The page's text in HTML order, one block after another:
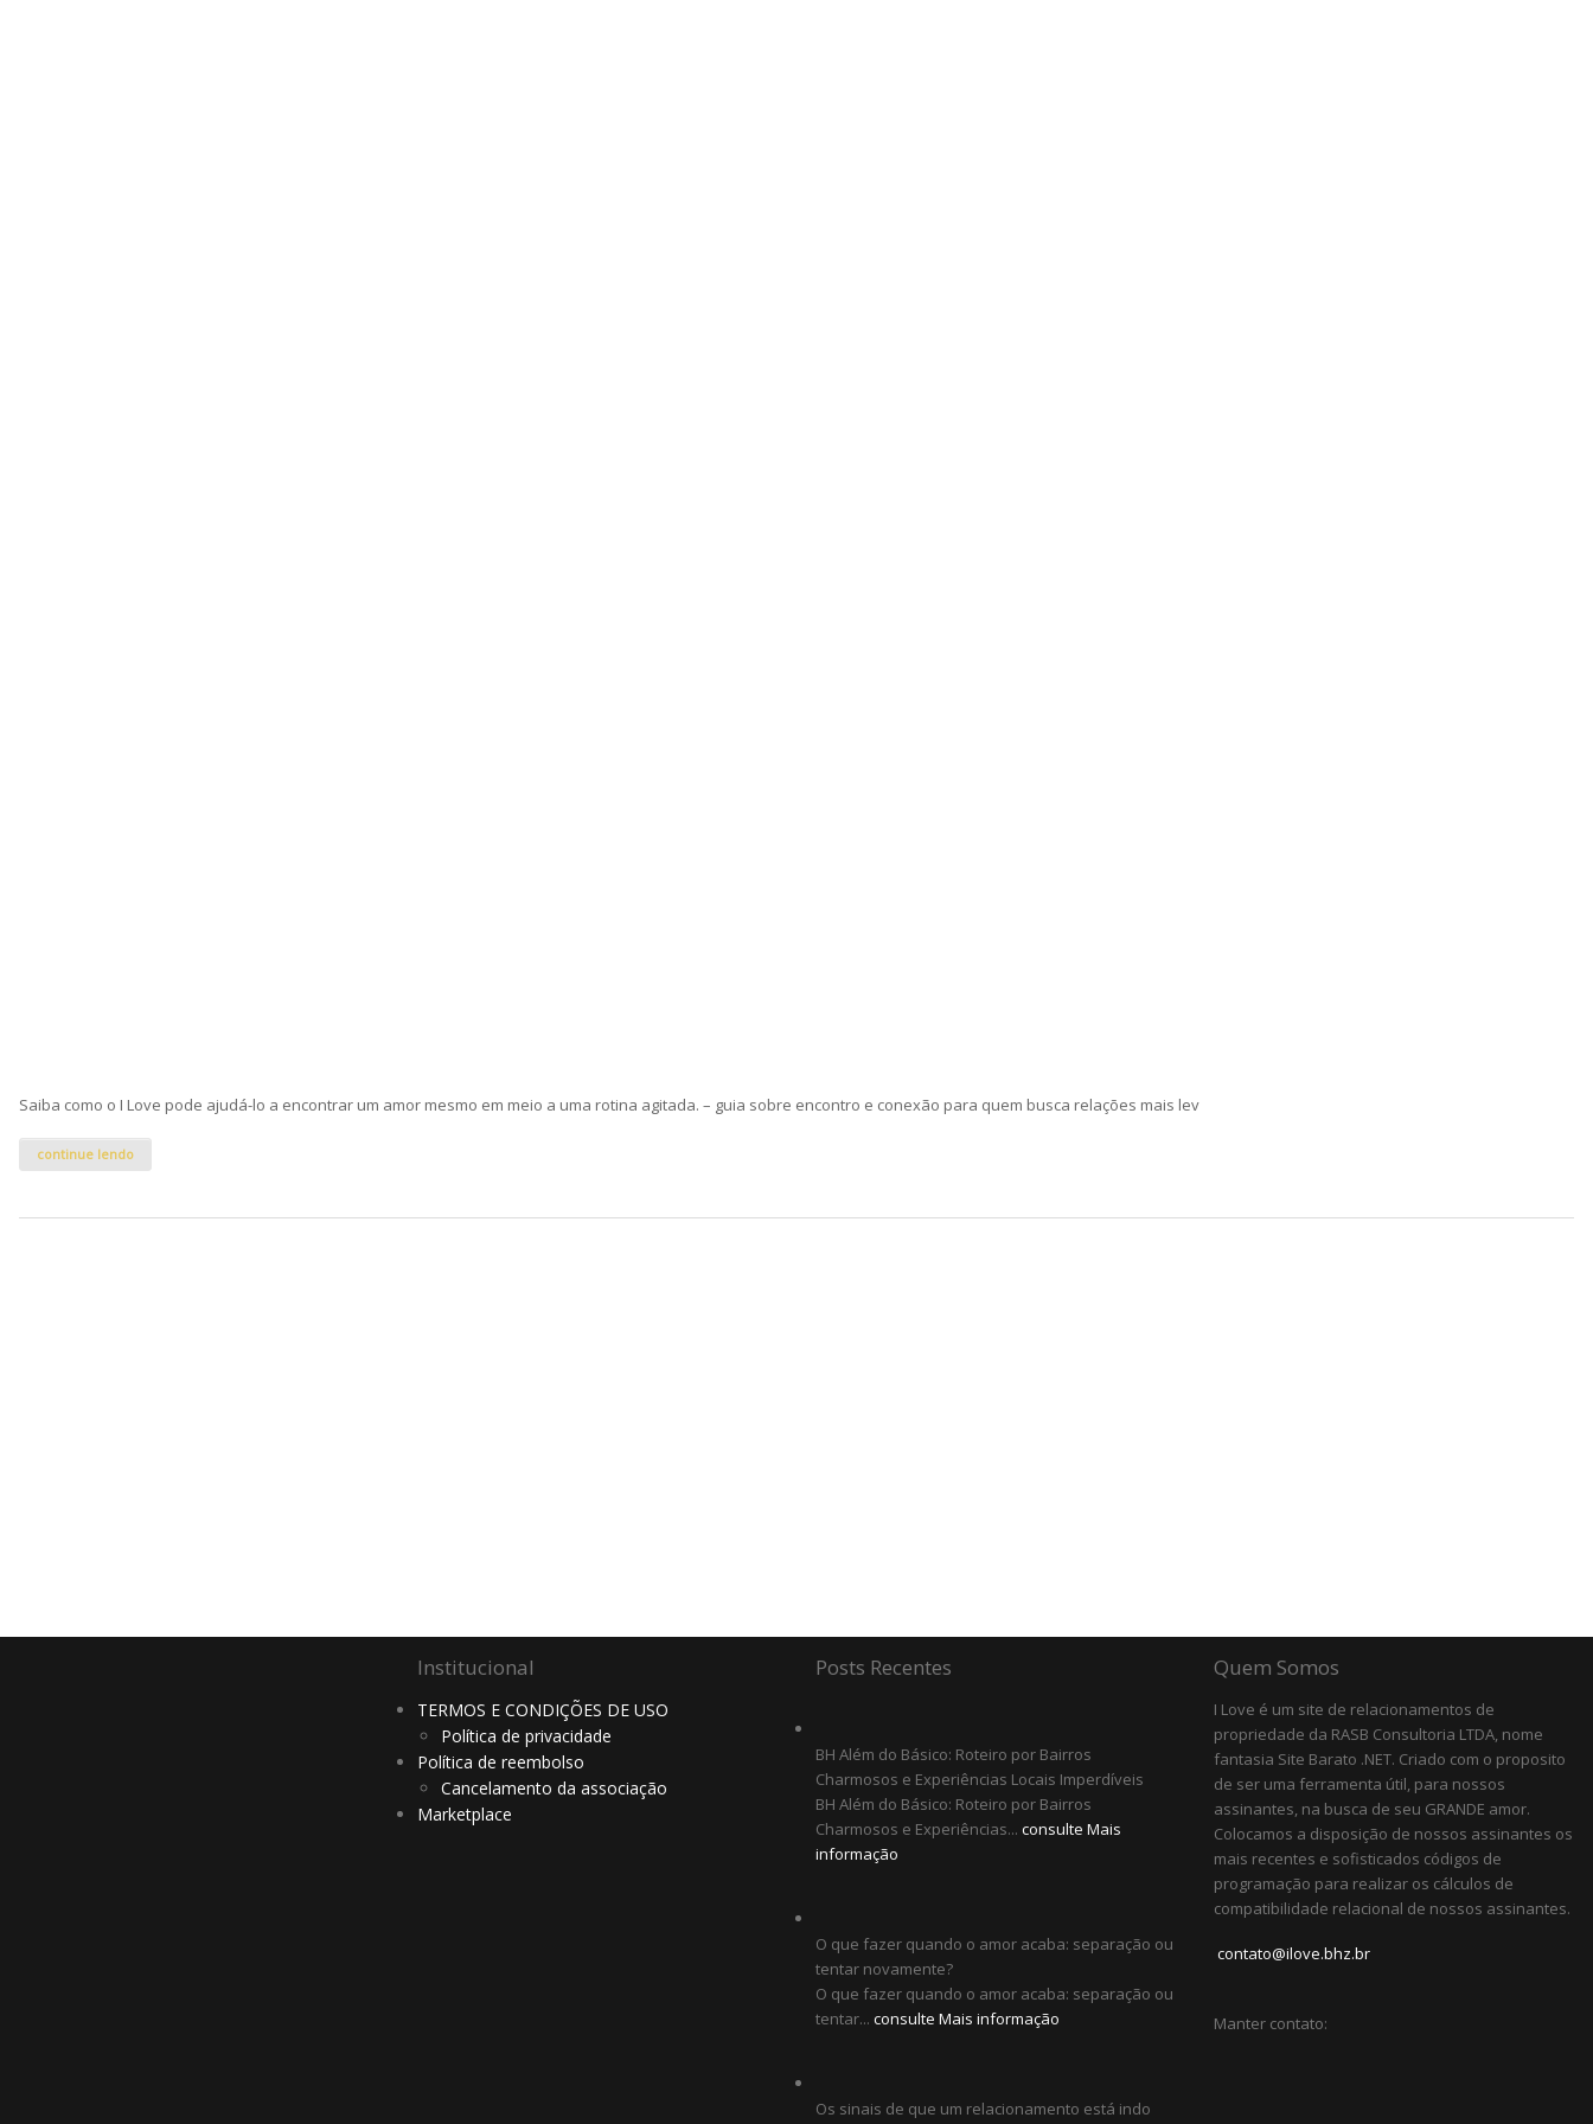
Saiba como o I Love pode ajudá-lo a encontrar um amor mesmo em meio a uma rotina agitada. – guia sobre encontro e conexão para quem busca relações mais lev
continue lendo
Institucional
TERMOS E CONDIÇÕES DE USO
Política de privacidade
Política de reembolso
Cancelamento da associação
Marketplace
Posts Recentes
BH Além do Básico: Roteiro por Bairros
Charmosos e Experiências Locais Imperdíveis
BH Além do Básico: Roteiro por Bairros
Charmosos e Experiências... consulte Mais
informação
O que fazer quando o amor acaba: separação ou
tentar novamente?
O que fazer quando o amor acaba: separação ou
tentar... consulte Mais informação
Os sinais de que um relacionamento está indo
Quem Somos
I Love é um site de relacionamentos de
propriedade da RASB Consultoria LTDA, nome
fantasia Site Barato .NET. Criado com o proposito
de ser uma ferramenta útil, para nossos
assinantes, na busca de seu GRANDE amor.
Colocamos a disposição de nossos assinantes os
mais recentes e sofisticados códigos de
programação para realizar os cálculos de
compatibilidade relacional de nossos assinantes.
contato@ilove.bhz.br
Manter contato: